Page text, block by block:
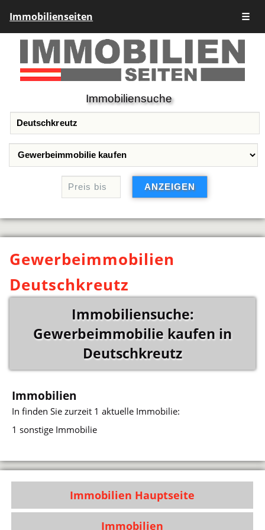
Immobilienseiten ☰
Immobiliensuche
Gewerbeimmobilien
Deutschkreutz
Immobiliensuche:
Gewerbeimmobilie kaufen in
Deutschkreutz
Immobilien
Infinden Sie zurzeit 1 aktuelle Immobilie:
1 sonstige Immobilie
Immobilien Hauptseite
Immobilien